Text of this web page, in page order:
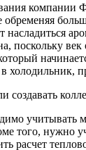
компании
поскольку
холодильник,
создавать
учитывать
того, нужно